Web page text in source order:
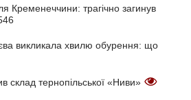
Кременеччини: трагічно загинув
викликала хвилю обурення: що
склад тернопільської «Ниви»